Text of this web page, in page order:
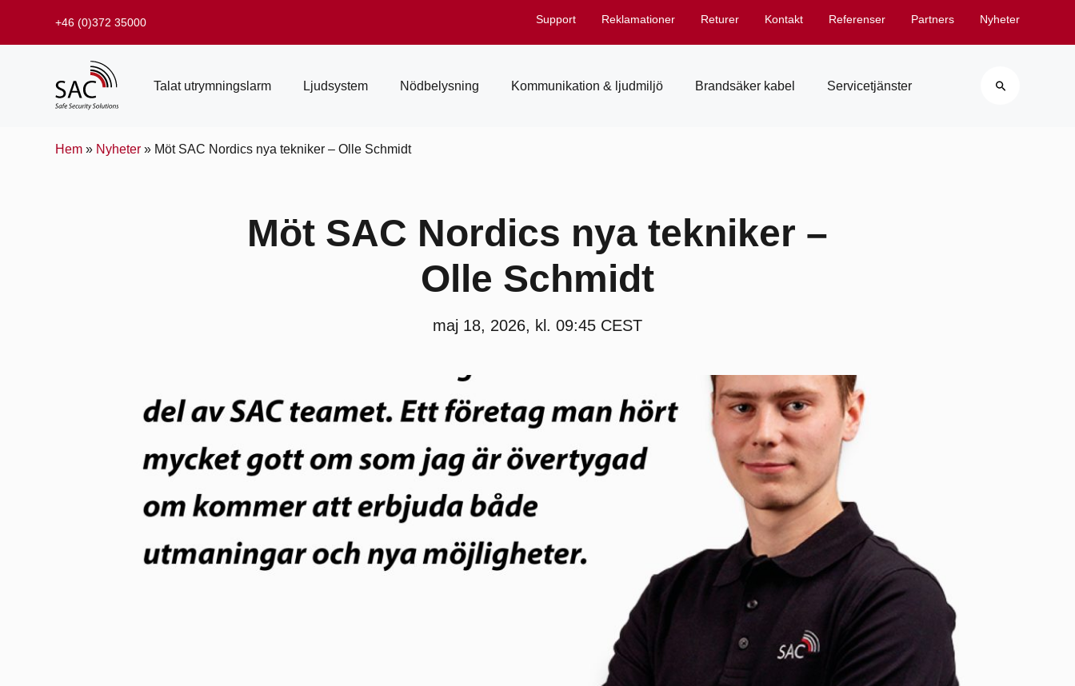
+46 (0)372 35000 Support Reklamationer Returer Kontakt Referenser Partners Nyheter
Talat utrymningslarm Ljudsystem Nödbelysning Kommunikation & ljudmiljö Brandsäker kabel Servicetjänster
Hem » Nyheter » Möt SAC Nordics nya tekniker – Olle Schmidt
Möt SAC Nordics nya tekniker –
Olle Schmidt
maj 18, 2026, kl. 09:45 CEST